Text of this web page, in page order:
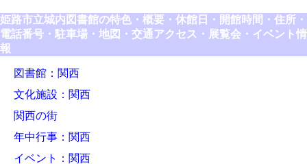
姫路市立城内図書館の特色・概要・休館日・開館時間・住所・
電話番号・駐車場・地図・交通アクセス・展覧会・イベント情
報
図書館：関西
文化施設：関西
関西の街
年中行事：関西
イベント：関西